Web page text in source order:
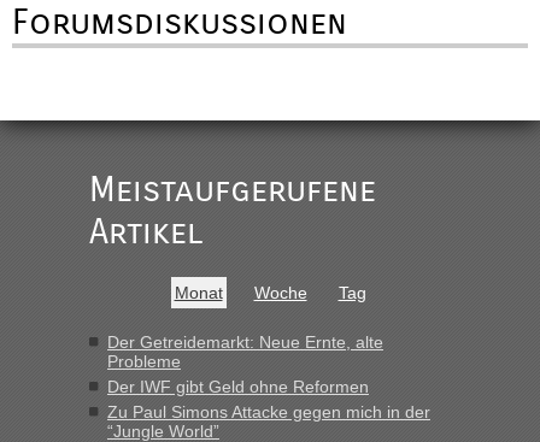
Forumsdiskussionen
Meistaufgerufene
Artikel
Monat Woche Tag
Der Getreidemarkt: Neue Ernte, alte
Probleme
Der IWF gibt Geld ohne Reformen
Zu Paul Simons Attacke gegen mich in der
“Jungle World”